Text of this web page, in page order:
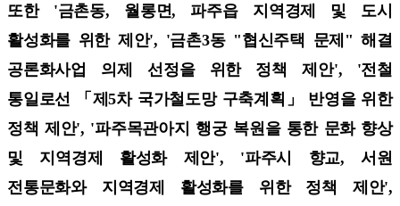
또한 '금촌동, 월롱면, 파주읍 지역경제 및 도시
활성화를 위한 제안', '금촌3동 "협신주택 문제" 해결
공론화사업 의제 선정을 위한 정책 제안', '전철
통일로선 「제5차 국가철도망 구축계획」 반영을 위한
정책 제안', '파주목관아지 행궁 복원을 통한 문화 향상
및 지역경제 활성화 제안', '파주시 향교, 서원
전통문화와 지역경제 활성화를 위한 정책 제안',